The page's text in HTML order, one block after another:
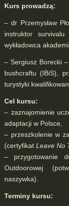
Kurs prowadzą:
– dr Przemysław
instruktor
wykładowca
– Sergiusz Borecki
bushcraftu (IBiS),
turystyki
Cel kursu:
– zaznajomienie
adaptacji w Polsce,
– przeszkolenie w
(certyfikat Leave No
– przygotowanie
Outdoorowej
naszywka).
Terminy kursu: